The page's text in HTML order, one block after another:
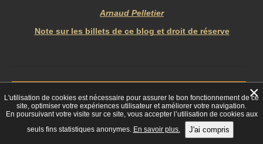
Arnaud Pelletier
Note sur les billets de ce blog et droit de réserve
L'utilisation de cookies est nécessaire pour assurer le bon fonctionnement de ce
site, optimiser votre expériences utilisateur et améliorer votre navigation.
En poursuivant votre visite sur ce site, vous accepter l’utilisation de cookies aux
seuls fins statistiques anonymes. En savoir plus. J'ai compris
×